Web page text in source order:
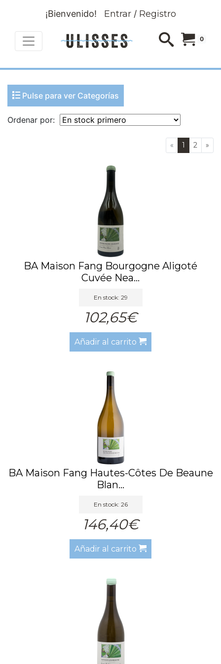
¡Bienvenido! Entrar/ Registro
0
Pulse para ver Categorías
Ordenar por:
« 1 2 »
BA Maison Fang Bourgogne Aligoté
Cuvée Nea...
En stock: 29
102,65€
Añadir al carrito
BA Maison Fang Hautes-Côtes De Beaune
Blan...
En stock: 26
146,40€
Añadir al carrito